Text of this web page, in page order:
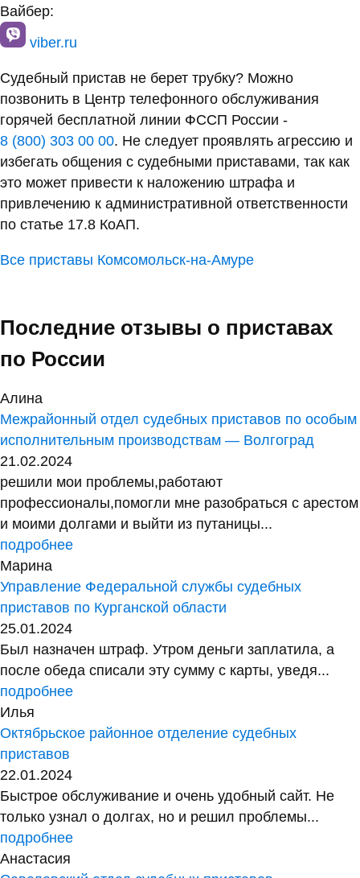
Вайбер:
viber.ru
Судебный пристав не берет трубку? Можно
позвонить в Центр телефонного обслуживания
горячей бесплатной линии ФССП России -
8 (800) 303 00 00. Не следует проявлять агрессию и
избегать общения с судебными приставами, так как
это может привести к наложению штрафа и
привлечению к административной ответственности
по статье 17.8 КоАП.
Все приставы Комсомольск-на-Амуре
Последние отзывы о приставах
по России
Алина
Межрайонный отдел судебных приставов по особым
исполнительным производствам — Волгоград
21.02.2024
решили мои проблемы,работают
профессионалы,помогли мне разобраться с арестом
и моими долгами и выйти из путаницы...
подробнее
Марина
Управление Федеральной службы судебных
приставов по Курганской области
25.01.2024
Был назначен штраф. Утром деньги заплатила, а
после обеда списали эту сумму с карты, уведя...
подробнее
Илья
Октябрьское районное отделение судебных
приставов
22.01.2024
Быстрое обслуживание и очень удобный сайт. Не
только узнал о долгах, но и решил проблемы...
подробнее
Анастасия